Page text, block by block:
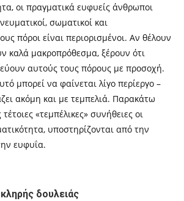
οι πραγματικά ευφυείς άνθρωποι
σωματικοί και
πόροι είναι περιορισμένοι. Αν θέλουν
καλά μακροπρόθεσμα, ξέρουν ότι
αυτούς τους πόρους με προσοχή.
μπορεί να φαίνεται λίγο περίεργο –
ακόμη και με τεμπελιά. Παρακάτω
«τεμπέλικες» συνήθειες οι
υποστηρίζονται από την
ευφυΐα.
δουλειάς